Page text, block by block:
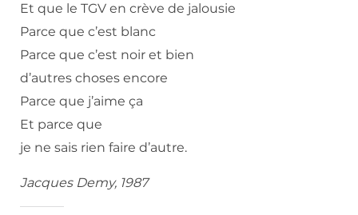
Et que le TGV en crève de jalousie
Parce que c’est blanc
Parce que c’est noir et bien
d’autres choses encore
Parce que j’aime ça
Et parce que
je ne sais rien faire d’autre.
Jacques Demy, 1987